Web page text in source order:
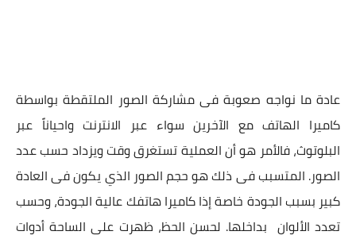
عادة ما نواجه صعوبة فى مشاركة الصور الملتقطة بواسطة
كاميرا الهاتف مع الآخرين سواء عبر الانترنت واحياناً عبر
البلوتوث، فالأمر هو أن العملية تستغرق وقت ويزداد حسب عدد
الصور. المتسبب فى ذلك هو حجم الصور الذي يكون فى العادة
كبير بسبب الجودة خاصة إذا كاميرا هاتفك عالية الجودة، وحسب
تعدد الألوان بداخلها. لحسن الحظ، ظهرت على الساحة أدوات